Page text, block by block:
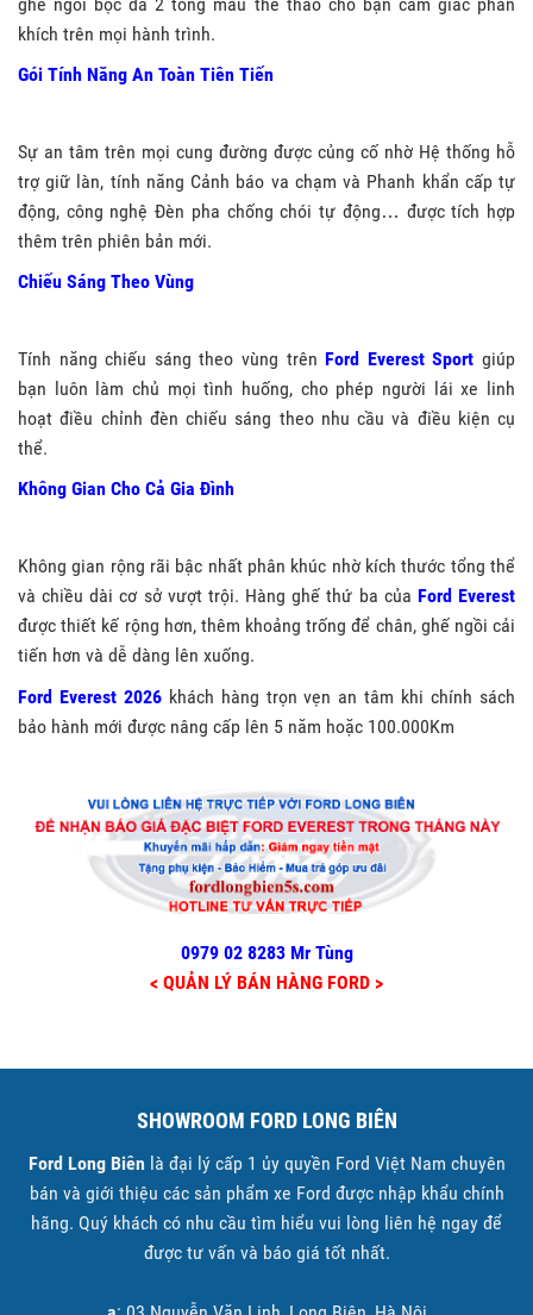
khích trên mọi hành trình.
Gói Tính Năng An Toàn Tiên Tiến
Sự an tâm trên mọi cung đường được củng cố nhờ Hệ thống hỗ
trợ giữ làn, tính năng Cảnh báo va chạm và Phanh khẩn cấp tự
động, công nghệ Đèn pha chống chói tự động… được tích hợp
thêm trên phiên bản mới.
Chiếu Sáng Theo Vùng
Tính năng chiếu sáng theo vùng trên Ford Everest Sport giúp
bạn luôn làm chủ mọi tình huống, cho phép người lái xe linh
hoạt điều chỉnh đèn chiếu sáng theo nhu cầu và điều kiện cụ
thể.
Không Gian Cho Cả Gia Đình
Không gian rộng rãi bậc nhất phân khúc nhờ kích thước tổng thể
và chiều dài cơ sở vượt trội. Hàng ghế thứ ba của Ford Everest
được thiết kế rộng hơn, thêm khoảng trống để chân, ghế ngồi cải
tiến hơn và dễ dàng lên xuống.
Ford Everest 2026khách hàng trọn vẹn an tâm khi chính sách
bảo hành mới được nâng cấp lên 5 năm hoặc 100.000Km
0979 02 8283 Mr Tùng
< QUẢN LÝ BÁN HÀNG FORD >
SHOWROOM FORD LONG BIÊN
Ford Long Biên là đại lý cấp 1 ủy quyền Ford Việt Nam chuyên
bán và giới thiệu các sản phẩm xe Ford được nhập khẩu chính
hãng. Quý khách có nhu cầu tìm hiểu vui lòng liên hệ ngay để
được tư vấn và báo giá tốt nhất.